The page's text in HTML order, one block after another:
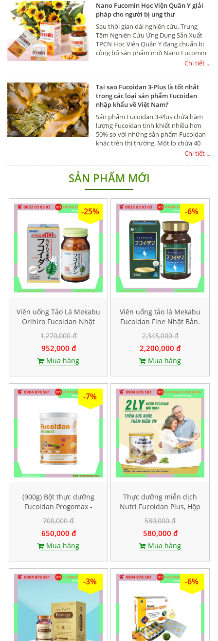
Nano Fucomin Học Viện Quân Y giải
pháp cho người bị ung thư
Sau thời gian dài nghiên cứu, Trung
Tâm Nghiên Cứu Ứng Dụng Sản Xuất
TPCN Học Viện Quân Y đang chuẩn bị
công bố sản phẩm mới Nano Fucomin
dành riêng cho bệnh nhân ung thư.
Curcumin, Fucoidan, Tam thất,
Phylamin, Cao xạ đen,...
Chi tiết ...
Tại sao Fucoidan 3-Plus là tốt nhất
trong các loại sản phẩm Fucoidan
nhập khẩu về Việt Nam?
Sản phẩm Fucoidan 3-Plus chứa hàm
lượng Fucoidan tinh khiết nhiều hơn
50% so với những sản phẩm Fucoidan
khác trên thị trường. Một lọ chứa 40
gram của Fucoidan tinh khiết cao
bạn có thể dùng nhiều Fucoidan một
cách tiện lợi. Nếu bạn làm phép so sánh
về số lượng (liều dùng), với sản phẩm
khiết thấp trên thị trường, bạn sẽ biết
sự khác biệt ngay (Fucoidan 3-Plus
dùng số lượng ít hơn).
Chi tiết ...
SẢN PHẨM MỚI
-25%
Viên uống Tảo Lá Mekabu
Orihiro Fucoidan Nhật
Bản. Hộp 90 viên
1,270,000 đ
952,000 đ
Mua hàng
-6%
Viên uống tảo lá Mekabu
Fucoidan Fine Nhật Bản.
Hộp 198 viên
2,345,000 đ
2,200,000 đ
Mua hàng
-7%
(900g) Bột thực dưỡng
Fucoidan Progomax -
dành cho bệnh nhân ung
thư
700,000 đ
650,000 đ
Mua hàng
Thực dưỡng miễn dịch
Nutri Fucoidan Plus, Hộp
580,000 đ
580,000 đ
Mua hàng
-3% -6%